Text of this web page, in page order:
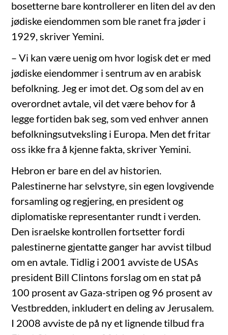
bosetterne bare kontrollerer en liten del av den
jødiske eiendommen som ble ranet fra jøder i
1929, skriver Yemini.
– Vi kan være uenig om hvor logisk det er med
jødiske eiendommer i sentrum av en arabisk
befolkning. Jeg er imot det. Og som del av en
overordnet avtale, vil det være behov for å
legge fortiden bak seg, som ved enhver annen
befolkningsutveksling i Europa. Men det fritar
oss ikke fra å kjenne fakta, skriver Yemini.
Hebron er bare en del av historien.
Palestinerne har selvstyre, sin egen lovgivende
forsamling og regjering, en president og
diplomatiske representanter rundt i verden.
Den israelske kontrollen fortsetter fordi
palestinerne gjentatte ganger har avvist tilbud
om en avtale. Tidlig i 2001 avviste de USAs
president Bill Clintons forslag om en stat på
100 prosent av Gaza-stripen og 96 prosent av
Vestbredden, inkludert en deling av Jerusalem.
I 2008 avviste de på ny et lignende tilbud fra